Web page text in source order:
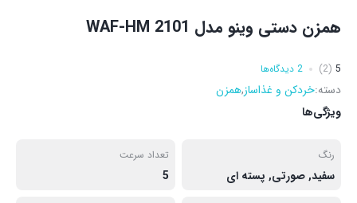
همزن دستی وینو مدل WAF-HM 2101
5
(2) 2 دیدگاه‌ها
دسته:خردکن و غذاساز,همزن
ویژگی‌ها
رنگ
سفید, صورتی, پسته ای
تعداد سرعت
5